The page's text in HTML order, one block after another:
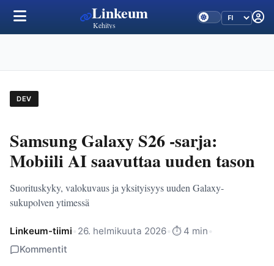
Linkeum
Kehitys
DEV
Samsung Galaxy S26 -sarja:
Mobiili AI saavuttaa uuden tason
Suorituskyky, valokuvaus ja yksityisyys uuden Galaxy-
sukupolven ytimessä
Linkeum-tiimi 26. helmikuuta 2026 ⏱️ 4 min
Kommentit